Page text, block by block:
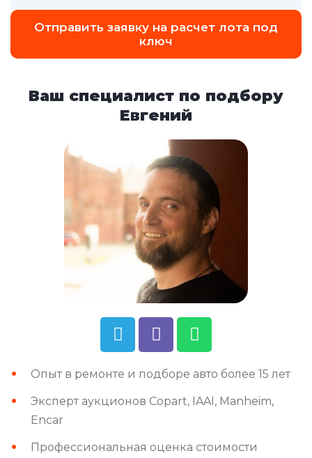
Отправить заявку на расчет лота под
ключ
Ваш специалист по подбору
Евгений
Опыт в ремонте и подборе авто более 15 лет
Эксперт аукционов Copart, IAAI, Manheim,
Encar
Профессиональная оценка стоимости